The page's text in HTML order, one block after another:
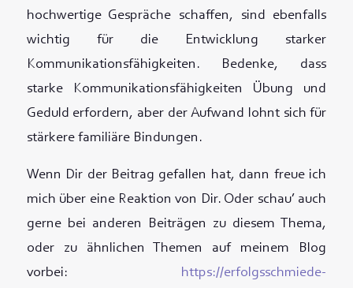
hochwertige Gespräche schaffen, sind ebenfalls
wichtig für die Entwicklung starker
Kommunikationsfähigkeiten. Bedenke, dass
starke Kommunikationsfähigkeiten Übung und
Geduld erfordern, aber der Aufwand lohnt sich für
stärkere familiäre Bindungen.
Wenn Dir der Beitrag gefallen hat, dann freue ich
mich über eine Reaktion von Dir. Oder schau’ auch
gerne bei anderen Beiträgen zu diesem Thema,
oder zu ähnlichen Themen auf meinem Blog
vorbei: https://erfolgsschmiede-